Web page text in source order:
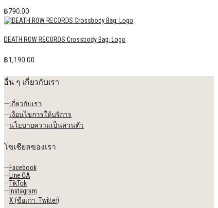
฿790.00
DEATH ROW RECORDS Crossbody Bag: Logo
฿1,190.00
อื่น ๆ เกี่ยวกับเรา
—เกี่ยวกับเรา
—เงื่อนไขการให้บริการ
—นโยบายความเป็นส่วนตัว
โซเชียลของเรา
—Facebook
—Line OA
—TikTok
—Instagram
—X (ชื่อเก่า: Twitter)